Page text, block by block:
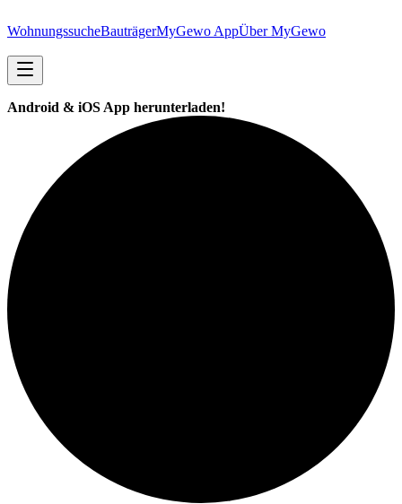
WohnungssucheBauträgerMyGewo AppÜber MyGewo
Android & iOS App herunterladen!